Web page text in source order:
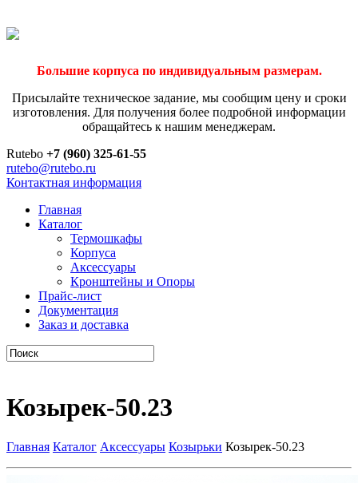
Большие корпуса по индивидуальным размерам.
Присылайте техническое задание, мы сообщим цену и сроки
изготовления. Для получения более подробной информации
обращайтесь к нашим менеджерам.
Rutebo +7 (960) 325-61-55
rutebo@rutebo.ru
Контактная информация
Главная
Каталог
Термошкафы
Корпуса
Аксессуары
Кронштейны и Опоры
Прайс-лист
Документация
Заказ и доставка
Козырек-50.23
Главная Каталог Аксессуары Козырьки Козырек-50.23